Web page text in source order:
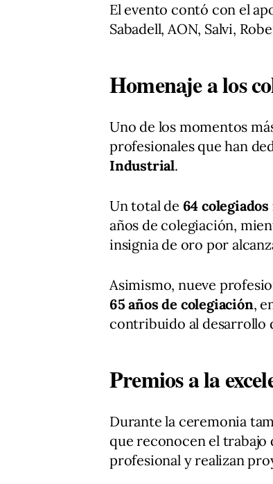
El evento contó con el
Sabadell, AON, Salvi,
Homenaje a los
Uno de los momentos
profesionales que han
Industrial.
Un total de 64
años de colegiación,
insignia de oro por
Asimismo, nueve
65 años de colegiación,
contribuido al desarrollo
Premios a la
Durante la ceremonia
que reconocen el trabajo
profesional y realizan